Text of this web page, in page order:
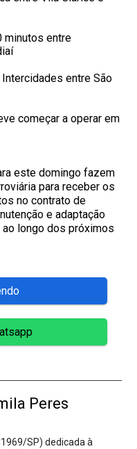
minutos entre
entre São
começar a operar em
este domingo fazem
para receber os
no contrato de
e adaptação
longo dos próximos
Peres
SP) dedicada à